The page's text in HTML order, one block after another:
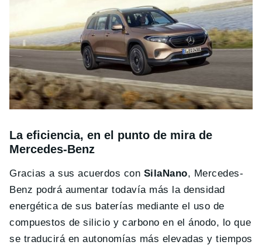
La eficiencia, en el punto de mira de
Mercedes-Benz
Gracias a sus acuerdos con SilaNano, Mercedes-
Benz podrá aumentar todavía más la densidad
energética de sus baterías mediante el uso de
compuestos de silicio y carbono en el ánodo, lo que
se traducirá en autonomías más elevadas y tiempos